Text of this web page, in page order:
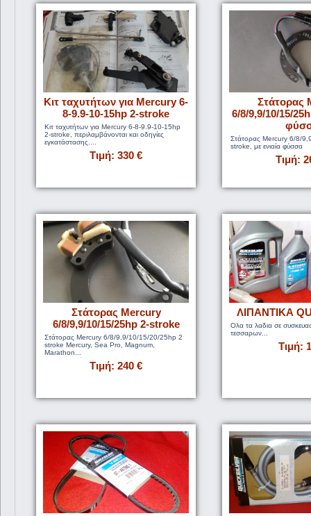
Κιτ ταχυτήτων για Mercury 6-
8-9.9-10-15hp 2-stroke
Κιτ ταχυτήτων για Mercury 6-8-9.9-10-15hp
2-stroke, περιλαμβάνονται και οδηγίες
εγκατάστασης....
Τιμή: 330 €
Στάτορας
6/8/9,9/10/15/
Στάτορας Mercury 6/8/
stroke, με ενιαία φύσσα
Τιμή:
Στάτορας Mercury
6/8/9,9/10/15/25hp 2-stroke
Στάτορας Mercury 6/8/9,9/10/15/20/25hp 2
stroke Mercury, Sea Pro, Magnum,
Marathon...
Τιμή: 240 €
ΛΙΠΑΝΤΙΚΑ
Ολα τα λαδια σε
τεσσαρων...
Τιμή: